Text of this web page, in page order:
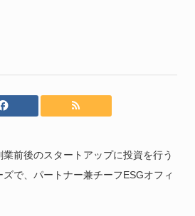
前後のスタートアップに投資を行う
で、パートナー兼チーフESGオフィ